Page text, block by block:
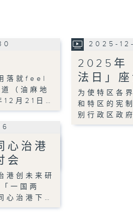
落就feel
（油麻地
月21日…
2025-
2025年
法日」座
为使特区各
和特区的宪
别行政区政
心治港
会
港创未来研
一国两
心治港下…